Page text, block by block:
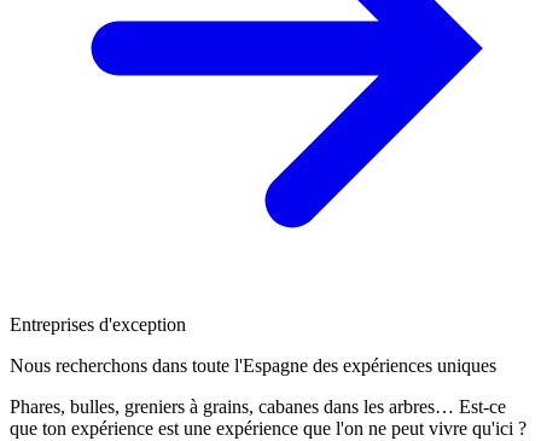
Entreprises d'exception
Nous recherchons dans toute l'Espagne des expériences uniques
Phares, bulles, greniers à grains, cabanes dans les arbres… Est-ce
que ton expérience est une expérience que l'on ne peut vivre qu'ici ?